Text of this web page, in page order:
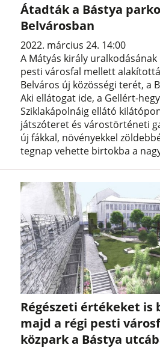
Átadták a Bástya
Belvárosban
2022. március 24. 14:00
A Mátyás király
pesti városfal mellett
Belváros új közösségi terét, a
Aki ellátogat ide, a Gellért-
Sziklakápolnáig ellátó
játszóteret és várostörténeti
új fákkal, növényekkel
tegnap vehette birtokba a
Régészeti értékeket is
majd a régi pesti
közpark a Bástya